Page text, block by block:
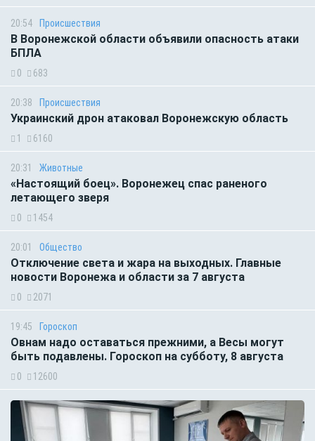
20:54 Происшествия
В Воронежской области объявили опасность атаки
БПЛА
0 683
20:38 Происшествия
Украинский дрон атаковал Воронежскую область
1 6160
20:31 Животные
«Настоящий боец». Воронежец спас раненого
летающего зверя
0 1454
20:01 Общество
Отключение света и жара на выходных. Главные
новости Воронежа и области за 7 августа
0 2071
19:45 Гороскоп
Овнам надо оставаться прежними, а Весы могут
быть подавлены. Гороскоп на субботу, 8 августа
0 12600